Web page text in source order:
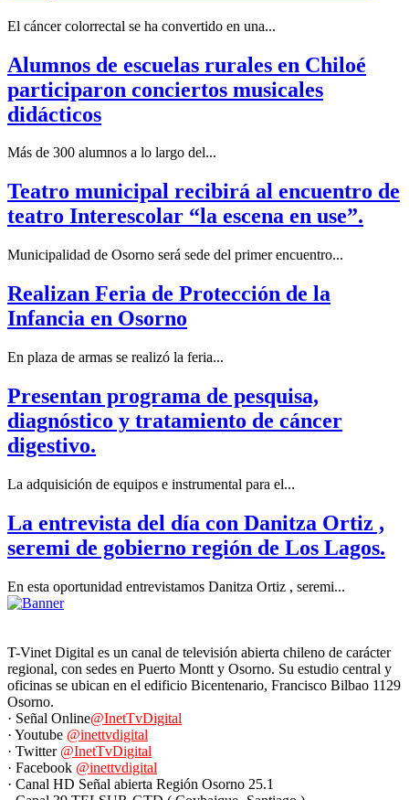
El cáncer colorrectal se ha convertido en una...
Alumnos de escuelas rurales en Chiloé
participaron conciertos musicales
didácticos
Más de 300 alumnos a lo largo del...
Teatro municipal recibirá al encuentro de
teatro Interescolar “la escena en use”.
Municipalidad de Osorno será sede del primer encuentro...
Realizan Feria de Protección de la
Infancia en Osorno
En plaza de armas se realizó la feria...
Presentan programa de pesquisa,
diagnóstico y tratamiento de cáncer
digestivo.
La adquisición de equipos e instrumental para el...
La entrevista del día con Danitza Ortiz ,
seremi de gobierno región de Los Lagos.
En esta oportunidad entrevistamos Danitza Ortiz , seremi...
T-Vinet Digital es un canal de televisión abierta chileno de carácter
regional, con sedes en Puerto Montt y Osorno. Su estudio central y
oficinas se ubican en el edificio Bicentenario, Francisco Bilbao 1129
Osorno.
· Señal Online@InetTvDigital
· Youtube @inettvdigital
· Twitter @InetTvDigital
· Facebook @inettvdigital
· Canal HD Señal abierta Región Osorno 25.1